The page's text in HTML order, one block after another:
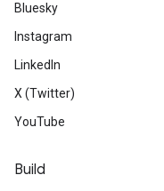
Bluesky
Instagram
LinkedIn
X (Twitter)
YouTube
Build